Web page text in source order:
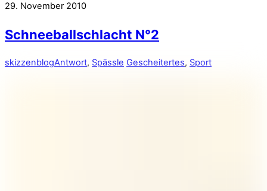
29. November 2010
Schneeballschlacht N°2
skizzenblogAntwort, Spässle Gescheitertes, Sport